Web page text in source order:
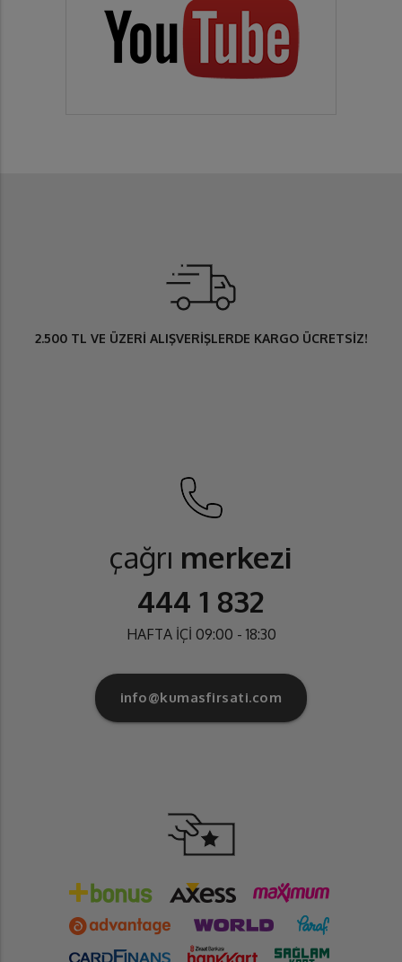
2.500 TL VE ÜZERİ ALIŞVERİŞLERDE KARGO ÜCRETSİZ!
çağrı merkezi
444 1 832
HAFTA İÇİ 09:00 - 18:30
info@kumasfirsati.com